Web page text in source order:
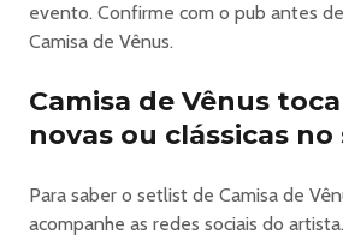
evento. Confirme com o pub antes
Camisa de Vênus.
Camisa de Vênus
novas ou clássicas no
Para saber o setlist de Camisa de
acompanhe as redes sociais do